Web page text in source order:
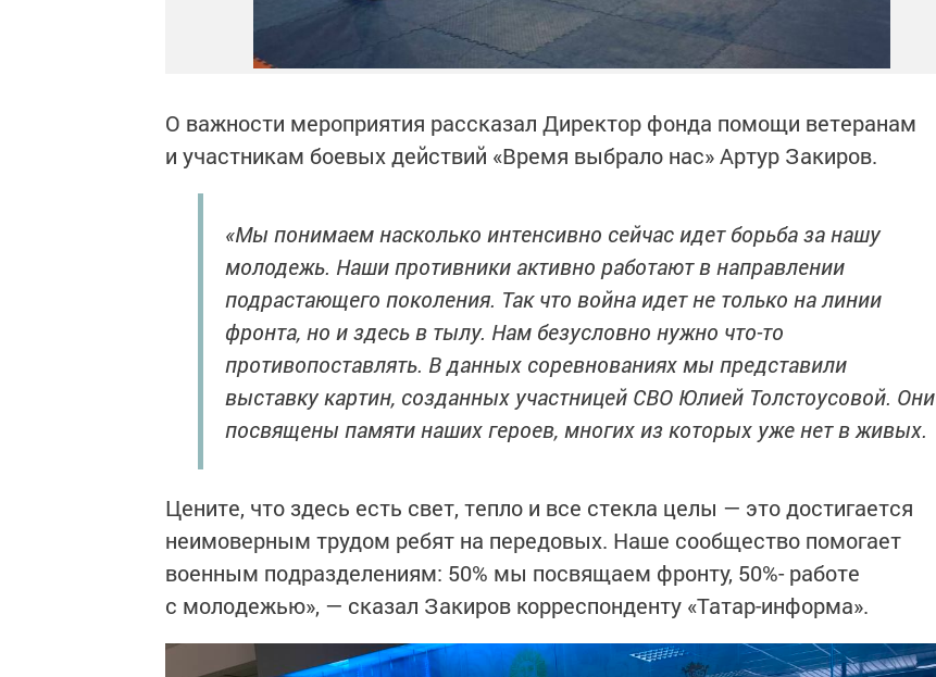
О важности мероприятия рассказал Директор фонда помощи ветеранам
и участникам боевых действий «Время выбрало нас» Артур Закиров.
«Мы понимаем насколько интенсивно сейчас идет борьба за нашу
молодежь. Наши противники активно работают в направлении
подрастающего поколения. Так что война идет не только на линии
фронта, но и здесь в тылу. Нам безусловно нужно что-то
противопоставлять. В данных соревнованиях мы представили
выставку картин, созданных участницей СВО Юлией Толстоусовой. Они
посвящены памяти наших героев, многих из которых уже нет в живых.
Цените, что здесь есть свет, тепло и все стекла целы — это достигается
неимоверным трудом ребят на передовых. Наше сообщество помогает
военным подразделениям: 50% мы посвящаем фронту, 50%- работе
с молодежью», — сказал Закиров корреспонденту «Татар-информа».